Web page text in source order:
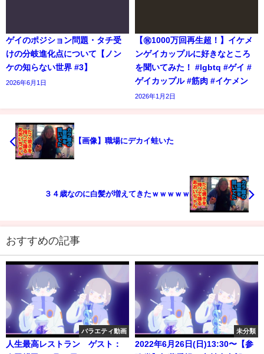
ゲイのポジション問題・タチ受
けの分岐進化点について【ノン
ケの知らない世界 #3】
2026年6月1日
【㊗️1000万回再生超！】イケメ
ンゲイカップルに好きなところ
を聞いてみた！ #lgbtq #ゲイ #
ゲイカップル #筋肉 #イケメン
2026年1月2日
【画像】職場にデカイ蛙いた
３４歳なのに白髪が増えてきたｗｗｗｗｗ
おすすめの記事
バラエティ動画
人生最高レストラン ゲスト：
未分類
2022年6月26日(日)13:30〜【参